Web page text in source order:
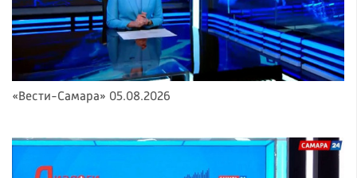
«Вести-Самара» 05.08.2026